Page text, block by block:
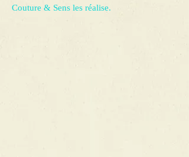
Couture & Sens les réalise.